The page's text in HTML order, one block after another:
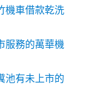
機車借款乾洗
服務的萬華機
池有未上市的